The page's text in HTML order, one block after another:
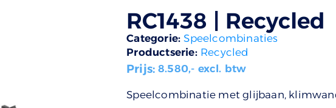
RC1438 | Recycled
Categorie:Speelcombinaties
Productserie: Recycled
Prijs:8.580,- excl. btw
Speelcombinatie met glijbaan,